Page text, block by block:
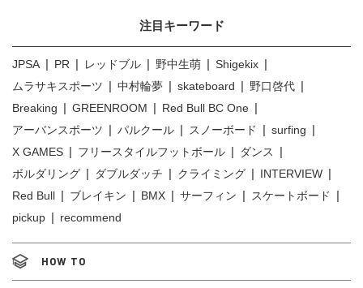
注目キーワード
JPSA PR レッドブル 野中生萌
Shigekix
ムラサキスポーツ
中村輪夢 skateboard
野口啓代
Breaking
GREENROOM
Red Bull BC One
アーバンスポーツ
パルクール スノーボード
surfing
X GAMES
フリースタイルフットボール
ダンス
ボルダリング
ダブルダッチ クライミング
INTERVIEW
Red Bull
ブレイキン BMX サーフィン
スケートボード
pickup
recommend
HOW TO